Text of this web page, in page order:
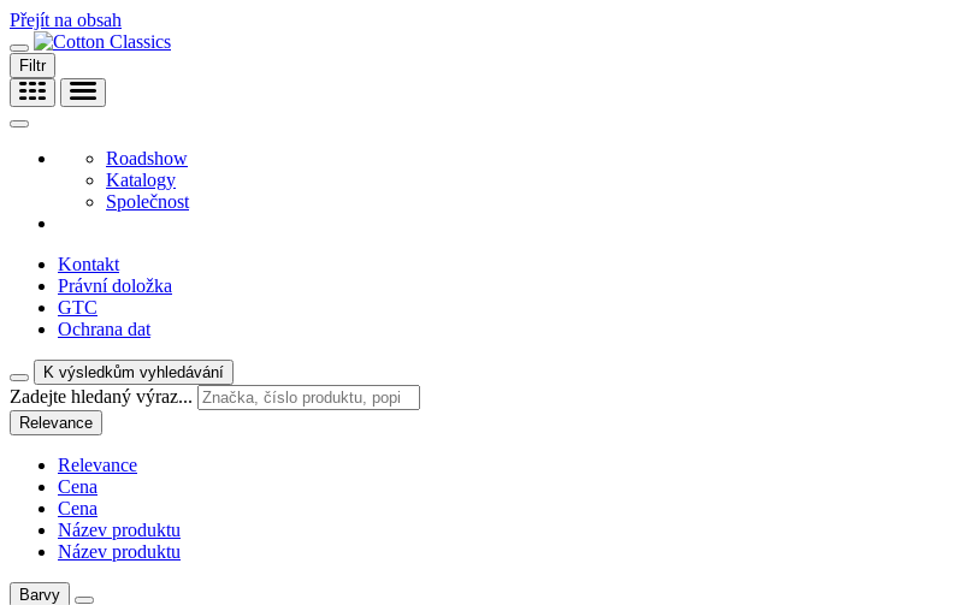
Přejít na obsah
Filtr
Roadshow
Katalogy
Společnost
Kontakt
Právní doložka
GTC
Ochrana dat
K výsledkům vyhledávání
Zadejte hledaný výraz...
Relevance
Relevance
Cena
Cena
Název produktu
Název produktu
Barvy